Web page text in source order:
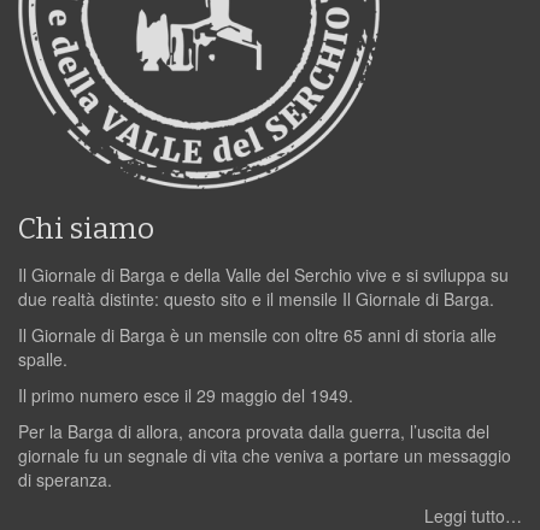
Chi siamo
Il Giornale di Barga e della Valle del Serchio vive e si sviluppa su
due realtà distinte: questo sito e il mensile Il Giornale di Barga.
Il Giornale di Barga è un mensile con oltre 65 anni di storia alle
spalle.
Il primo numero esce il 29 maggio del 1949.
Per la Barga di allora, ancora provata dalla guerra, l’uscita del
giornale fu un segnale di vita che veniva a portare un messaggio
di speranza.
Leggi tutto…